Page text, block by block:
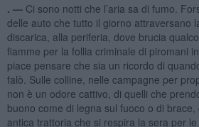
. — Ci sono notti che l’aria sa di fumo.
delle auto che tutto il giorno attraversano
discarica, alla periferia, dove brucia
fiamme per la follia criminale di piromani
piace pensare che sia un ricordo di
falò. Sulle colline, nelle campagne per
non è un odore cattivo, di quelli che
buono come di legna sul fuoco o di
antica trattoria che si respira la sera per